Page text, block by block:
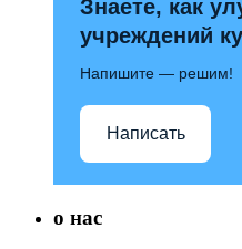
Знаете, как
учреждений
Напишите — решим!
Написать
о нас